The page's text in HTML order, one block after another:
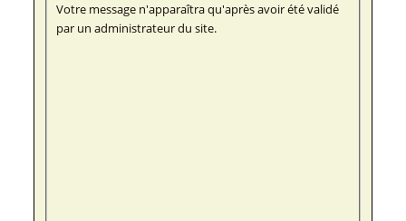
Votre message n'apparaîtra qu'après avoir été validé
par un administrateur du site.